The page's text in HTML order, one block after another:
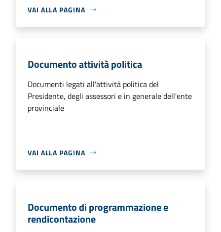
VAI ALLA PAGINA
Documento attività politica
Documenti legati all'attività politica del
Presidente, degli assessori e in generale dell'ente
provinciale
VAI ALLA PAGINA
Documento di programmazione e
rendicontazione